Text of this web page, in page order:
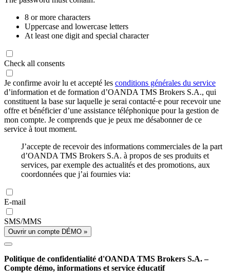
8 or more characters
Uppercase and lowercase letters
At least one digit and special character
Check all consents
Je confirme avoir lu et accepté les conditions générales du service
d’information et de formation d’OANDA TMS Brokers S.A., qui
constituent la base sur laquelle je serai contacté·e pour recevoir une
offre et bénéficier d’une assistance téléphonique pour la gestion de
mon compte. Je comprends que je peux me désabonner de ce
service à tout moment.
J’accepte de recevoir des informations commerciales de la part
d’OANDA TMS Brokers S.A. à propos de ses produits et
services, par exemple des actualités et des promotions, aux
coordonnées que j’ai fournies via:
E-mail
SMS/MMS
Ouvrir un compte DÉMO »
Politique de confidentialité d'OANDA TMS Brokers S.A. –
Compte démo, informations et service éducatif